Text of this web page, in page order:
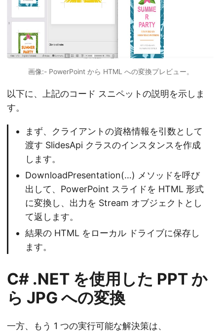
画像:- PowerPoint から HTML への変換プレビュー。
以下に、上記のコード スニペットの説明を示しま
す。
まず、クライアントの資格情報を引数として
渡す SlidesApi クラスのインスタンスを作成
します。
DownloadPresentation(…) メソッドを呼び
出して、PowerPoint スライドを HTML 形式
に変換し、出力を Stream オブジェクトとし
て返します。
結果の HTML をローカル ドライブに保存し
ます。
C# .NET を使用した PPT か
ら JPG への変換
一方、もう 1 つの実行可能な解決策は、